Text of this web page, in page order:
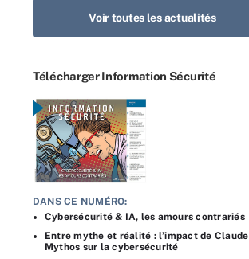
Voir toutes les actualités
Télécharger Information Sécurité
DANS CE NUMÉRO:
Cybersécurité & IA, les amours contrariés
Entre mythe et réalité : l’impact de Claude
Mythos sur la cybersécurité